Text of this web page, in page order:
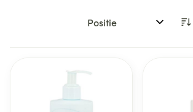
Sorteer op: